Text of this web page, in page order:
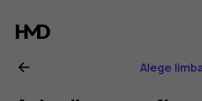
Ghid
de Alege